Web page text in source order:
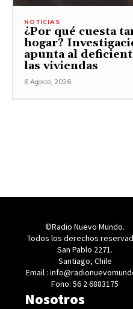
NOTICIAS
¿Por qué cuesta
hogar?
apunta al
las viviendas
6 Agosto, 2026
©Radio Nuevo Mundo.
Todos los derechos
San Pablo 2271.
Santiago, Chile
Email :
Fono: 56 2 6883175
Nosotros